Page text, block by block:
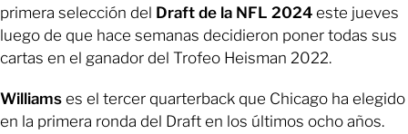
primera selección del Draft de la NFL 2024 este jueves
luego de que hace semanas decidieron poner todas sus
cartas en el ganador del Trofeo Heisman 2022.
Williams es el tercer quarterback que Chicago ha elegido
en la primera ronda del Draft en los últimos ocho años.